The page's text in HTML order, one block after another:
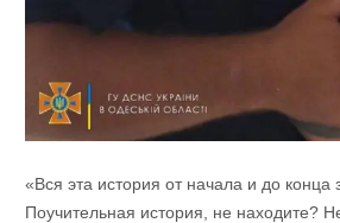
«Вся эта история от начала и до конца
Поучительная история, не находите?